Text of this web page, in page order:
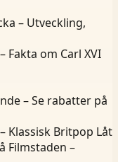
– Utveckling,
Fakta om Carl XVI
– Se rabatter på
Klassisk Britpop Låt
Filmstaden –